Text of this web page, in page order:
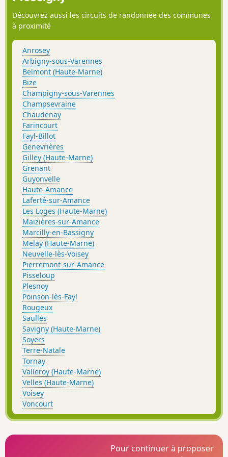
Découvrez aussi les circuits de randonnée des communes
à proximité
Anrosey
Arbigny-sous-Varennes
Belmont (Haute-Marne)
Bize
Champigny-sous-Varennes
Champsevraine
Chaudenay
Farincourt
Fayl-Billot
Genevrières
Gilley (Haute-Marne)
Grenant
Guyonvelle
Haute-Amance
Laferté-sur-Amance
Les Loges (Haute-Marne)
Maizières-sur-Amance
Marcilly-en-Bassigny
Melay (Haute-Marne)
Neuvelle-lès-Voisey
Pierremont-sur-Amance
Pisseloup
Plesnoy
Poinson-lès-Fayl
Rougeux
Saulles
Savigny (Haute-Marne)
Soyers
Terre-Natale
Tornay
Valleroy (Haute-Marne)
Velles (Haute-Marne)
Voisey
Voncourt
Pour continuer à proposer